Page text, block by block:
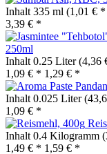
Inhalt 335 ml (1,01 €
3,39 € *
250ml
Inhalt 0.25 Liter(4,36
1,09 € * 1,29 € *
Inhalt 0.025 Liter
1,09 € *
Inhalt 0.4 Kilogramm
1,49 € * 1,59 € *